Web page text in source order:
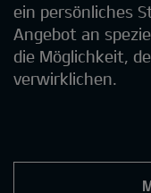
ein persönliches
Angebot an
die Möglichkeit,
verwirklichen.